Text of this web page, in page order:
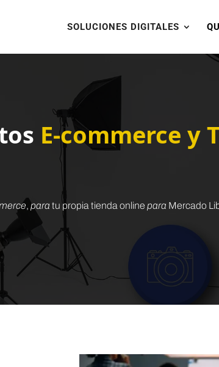
SOLUCIONES DIGITALES
E-commerce y
, para tu propia tienda online para Mercado